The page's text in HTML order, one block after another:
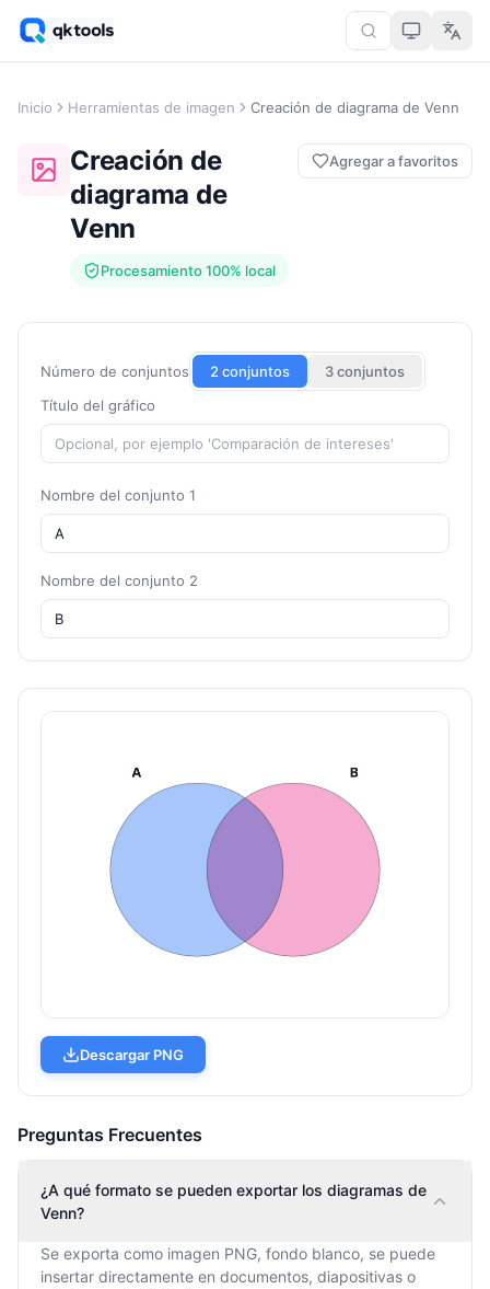
Inicio Herramientas de imagen Creación de diagrama de Venn
Creación de
diagrama de
Venn
Procesamiento 100% local
Agregar a favoritos
Número de conjuntos 2 conjuntos
3 conjuntos
Título del gráfico
Nombre del conjunto 1
Nombre del conjunto 2
Descargar PNG
Preguntas Frecuentes
¿A qué formato se pueden exportar los diagramas de
Venn?
Se exporta como imagen PNG, fondo blanco, se puede
insertar directamente en documentos, diapositivas o